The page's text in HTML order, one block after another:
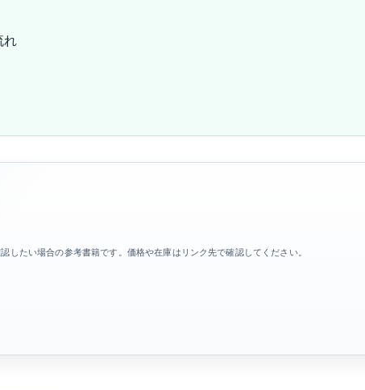
れ
たい場合の参考書籍です。価格や在庫はリンク先で確認してください。